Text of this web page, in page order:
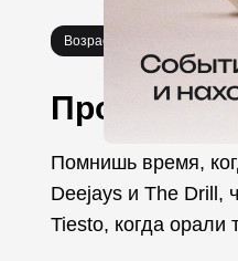
Возраст 18+
Про
Помнишь время,
Deejays и The Drill,
Tiesto, когда орали